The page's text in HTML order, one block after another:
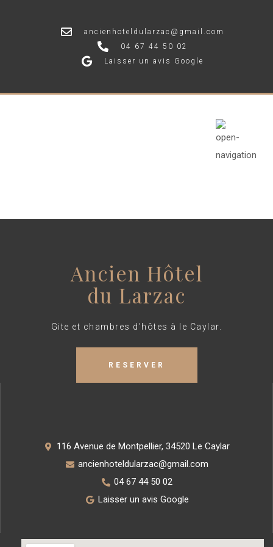
ancienhoteldularzac@gmail.com
04 67 44 50 02
Laisser un avis Google
Ancien Hôtel
du Larzac
Gite et chambres d'hôtes à le Caylar.
RESERVER
116 Avenue de Montpellier, 34520 Le Caylar
ancienhoteldularzac@gmail.com
04 67 44 50 02
Laisser un avis Google